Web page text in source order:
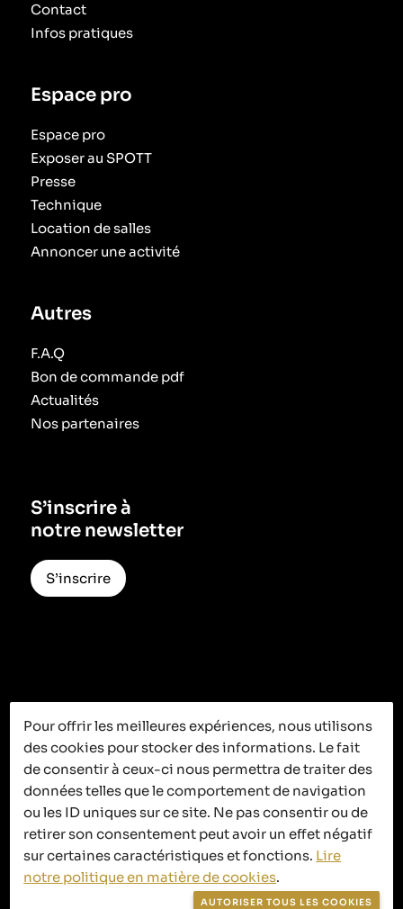
C’est ici que
ça se passe
Contact
Infos pratiques
Espace pro
Espace pro
Exposer au SPOTT
Presse
Technique
Location de salles
Annoncer une activité
Autres
F.A.Q
Bon de commande pdf
Actualités
Nos partenaires
S’inscrire à
notre newsletter
S’inscrire
Politique de confidentialité
Pour offrir les meilleures expériences, nous utilisons
des cookies pour stocker des informations. Le fait
de consentir à ceux-ci nous permettra de traiter des
données telles que le comportement de navigation
ou les ID uniques sur ce site. Ne pas consentir ou de
retirer son consentement peut avoir un effet négatif
sur certaines caractéristiques et fonctions. Lire
notre politique en matière de cookies.
AUTORISER TOUS LES COOKIES